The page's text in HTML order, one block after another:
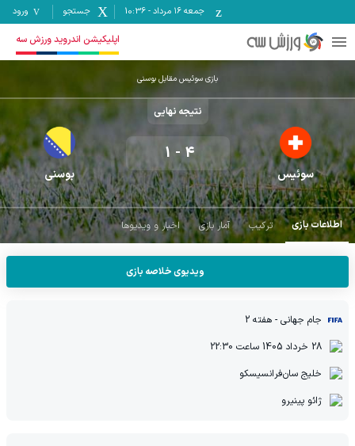
جمعه ۱۶ مرداد -
10:36 جستجو ورود
اپلیکیشن اندروید ورزش سه
بازی سوئیس مقابل بوسنی
نتیجه نهایی
سوئیس
4
-
1
بوسنی
اطلاعات بازی ترکیب آمار بازی اخبار و ویدیوها
ویدیوی خلاصه بازی
جام جهانی - هفته 2
28 خرداد 1405
ساعت 22:30
خلیج سان‌فرانسیسکو
ژائو پینیرو